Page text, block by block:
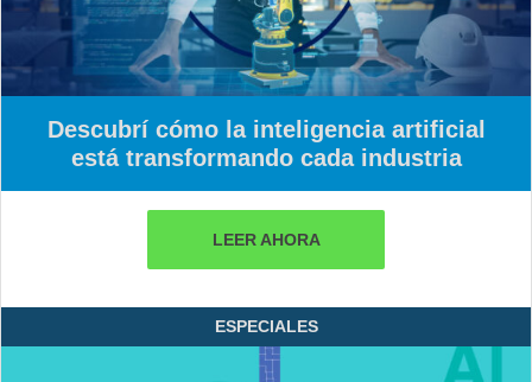
Descubrí cómo la inteligencia artificial
está transformando cada industria
LEER AHORA
ESPECIALES